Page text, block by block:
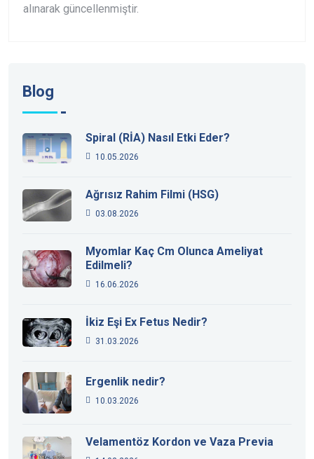
alınarak güncellenmiştir.
Blog
Spiral (RİA) Nasıl Etki Eder?
10.05.2026
Ağrısız Rahim Filmi (HSG)
03.08.2026
Myomlar Kaç Cm Olunca Ameliyat
Edilmeli?
16.06.2026
İkiz Eşi Ex Fetus Nedir?
31.03.2026
Ergenlik nedir?
10.03.2026
Velamentöz Kordon ve Vaza Previa